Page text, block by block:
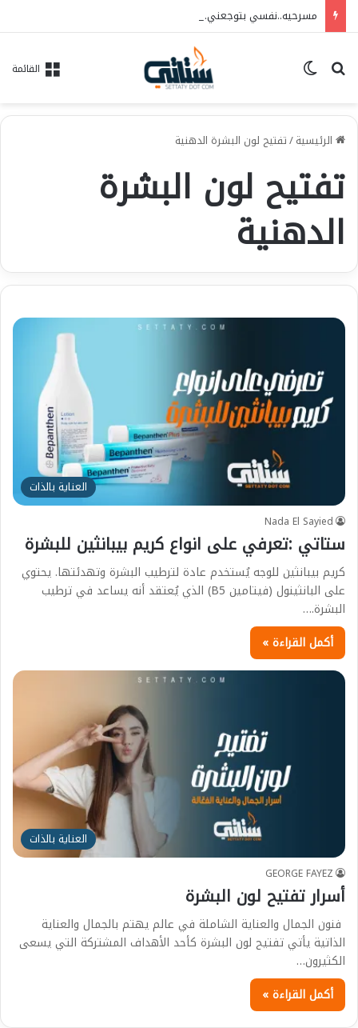
القائمة بحث عن
الرئيسية/تفتيح لون البشرة الدهنية
تفتيح لون البشرة
الدهنية
العناية بالذات
Nada El Sayied
ستاتي :تعرفي على انواع كريم بيبانثين للبشرة
كريم بيبانثين للوجه يُستخدم عادة لترطيب البشرة وتهدئتها. يحتوي
على البانثينول (فيتامين B5) الذي يُعتقد أنه يساعد في ترطيب
البشرة.…
أكمل القراءة »
العناية بالذات
GEORGE FAYEZ
أسرار تفتيح لون البشرة
فنون الجمال والعناية الشاملة في عالم يهتم بالجمال والعناية
الذاتية يأتي تفتيح لون البشرة كأحد الأهداف المشتركة التي يسعى
الكثيرون…
أكمل القراءة »